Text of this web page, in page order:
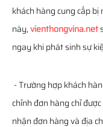
khách hàng cung cấp bị
này,vienthongvina.net
ngay khi phát sinh sự
- Trường hợp khách
chỉnh đơn hàng chỉ
nhận đơn hàng và địa